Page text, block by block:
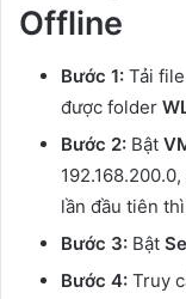
Offline
Bước 1: Tải
được folder
Bước 2: Bật
lần đầu tiên
Bước 3: Bật
Bước 4: Truy